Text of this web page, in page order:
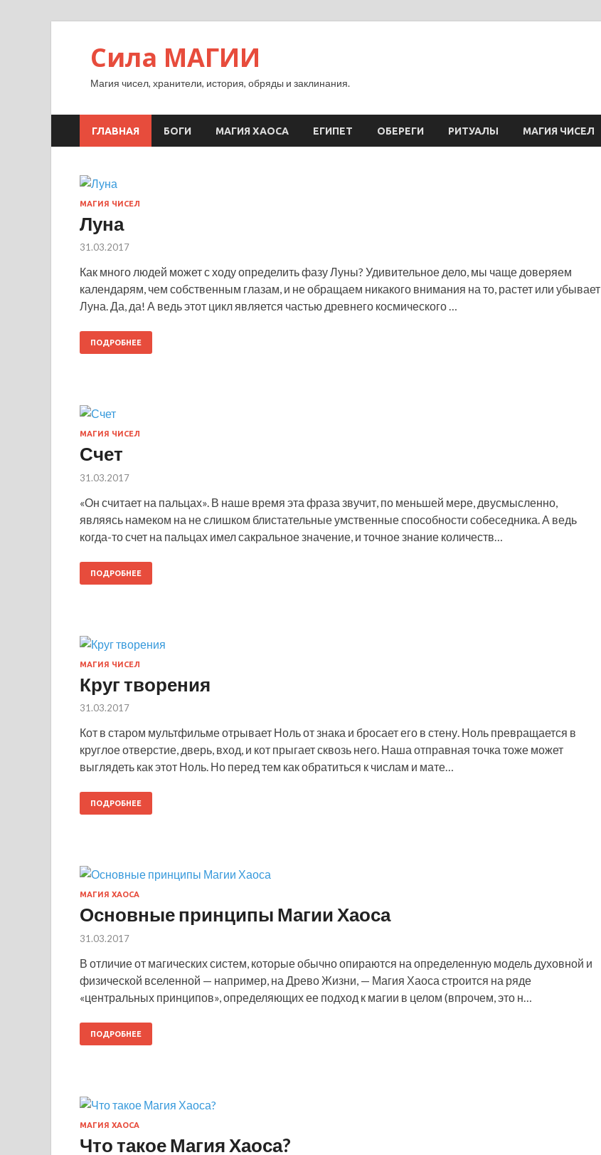
Сила МАГИИ
Магия чисел, хранители, история, обряды и заклинания.
ГЛАВНАЯ БОГИ МАГИЯ ХАОСА ЕГИПЕТ ОБЕРЕГИ РИТУАЛЫ МАГИЯ ЧИСЕЛ
МАГИЯ ЧИСЕЛ
Луна
31.03.2017
Как много людей может с ходу определить фазу Луны? Удивительное дело, мы чаще доверяем
календарям, чем собственным глазам, и не обращаем никакого внимания на то, растет или убывает
Луна. Да, да! А ведь этот цикл является частью древнего космического …
ПОДРОБНЕЕ
МАГИЯ ЧИСЕЛ
Счет
31.03.2017
«Он считает на пальцах». В наше время эта фраза звучит, по меньшей мере, двусмысленно,
являясь намеком на не слишком блистательные умственные способности собеседника. А ведь
когда-то счет на пальцах имел сакральное значение, и точное знание количеств…
ПОДРОБНЕЕ
МАГИЯ ЧИСЕЛ
Круг творения
31.03.2017
Кот в старом мультфильме отрывает Ноль от знака и бросает его в стену. Ноль превращается в
круглое отверстие, дверь, вход, и кот прыгает сквозь него. Наша отправная точка тоже может
выглядеть как этот Ноль. Но перед тем как обратиться к числам и мате…
ПОДРОБНЕЕ
МАГИЯ ХАОСА
Основные принципы Магии Хаоса
31.03.2017
В отличие от магических систем, которые обычно опираются на определенную модель духовной и
физической вселенной — например, на Древо Жизни, — Магия Хаоса строится на ряде
«центральных принципов», определяющих ее подход к магии в целом (впрочем, это н…
ПОДРОБНЕЕ
МАГИЯ ХАОСА
Что такое Магия Хаоса?